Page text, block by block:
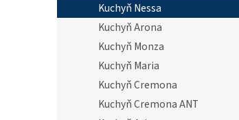
Kuchyň Nessa
Kuchyň Arona
Kuchyň Monza
Kuchyň Maria
Kuchyň Cremona
Kuchyň Cremona ANT